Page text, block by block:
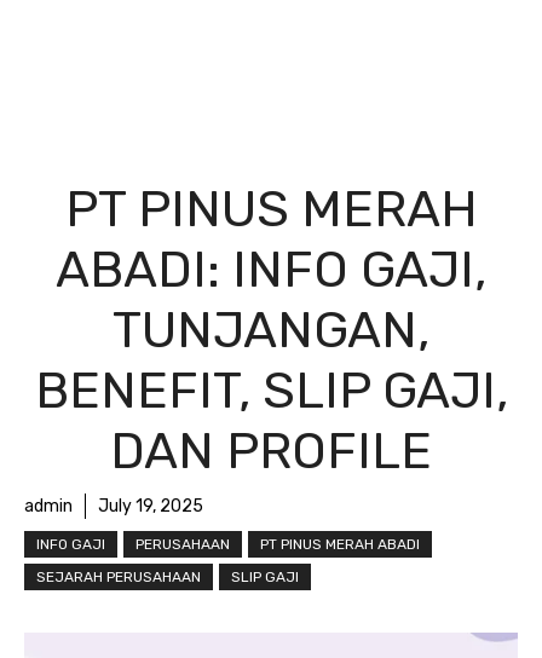
PT PINUS MERAH
ABADI: INFO GAJI,
TUNJANGAN,
BENEFIT, SLIP GAJI,
DAN PROFILE
admin July 19, 2025
INFO GAJI PERUSAHAAN
PT PINUS MERAH ABADI
SEJARAH PERUSAHAAN
SLIP GAJI